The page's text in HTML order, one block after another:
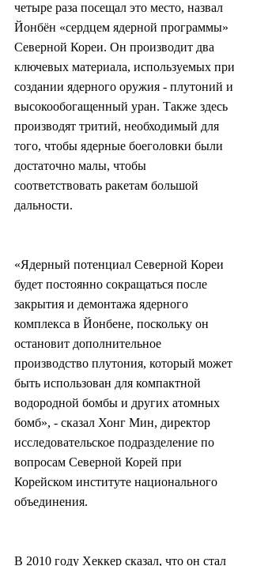
четыре раза посещал это место, назвал
Йонбён «сердцем ядерной программы»
Северной Кореи. Он производит два
ключевых материала, используемых при
создании ядерного оружия - плутоний и
высокообогащенный уран. Также здесь
производят тритий, необходимый для
того, чтобы ядерные боеголовки были
достаточно малы, чтобы
соответствовать ракетам большой
дальности.
«Ядерный потенциал Северной Кореи
будет постоянно сокращаться после
закрытия и демонтажа ядерного
комплекса в Йонбене, поскольку он
остановит дополнительное
производство плутония, который может
быть использован для компактной
водородной бомбы и других атомных
бомб», - сказал Хонг Мин, директор
исследовательское подразделение по
вопросам Северной Корей при
Корейском институте национального
объединения.
В 2010 году Хеккер сказал, что он стал